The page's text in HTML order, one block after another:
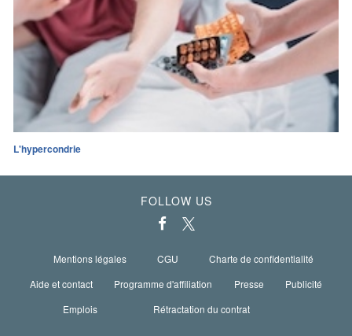
L'hypercondrie
FOLLOW US
Mentions légales CGU
Charte de confidentialité
Aide et contact
Programme d'affiliation Presse
Publicité
Emplois
Rétractation du contrat